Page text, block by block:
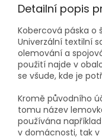
Detailní popis
Kobercová páska o
Univerzální textilní
olemování a
použití najde v
se všude, kde je
Kromě původního
tomu název
používána
v domácnosti, tak v